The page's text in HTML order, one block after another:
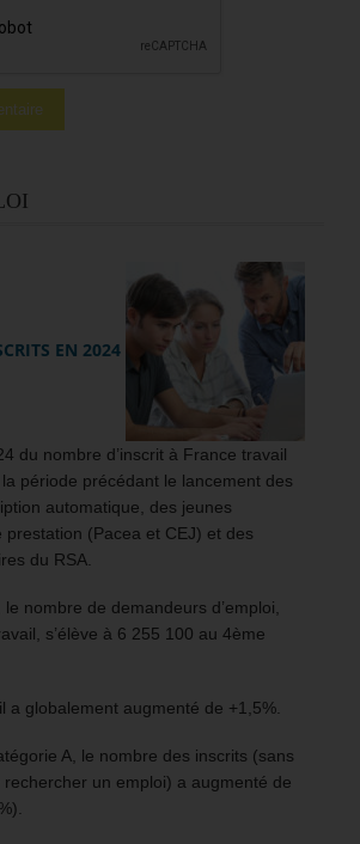
EN 2024
du nombre d’inscrit à France travail
période précédant le lancement des
automatique, des jeunes
prestation (Pacea et CEJ) et des
du RSA.
nombre de demandeurs d’emploi,
s’élève à 6 255 100 au 4ème
a globalement augmenté de +1,5%.
A, le nombre des inscrits (sans
un emploi) a augmenté de